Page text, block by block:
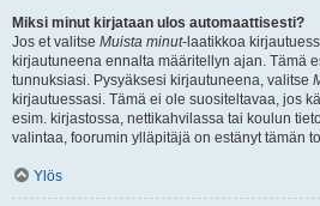
Miksi minut kirjataan ulos automaattisesti?
Jos et valitse Muista minut-laatikkoa
kirjautuneena ennalta määritellyn ajan. Tämä
tunnuksiasi. Pysyäksesi kirjautuneena, valitse
kirjautuessasi. Tämä ei ole suositeltavaa, jos
esim. kirjastossa, nettikahvilassa tai koulun
valintaa, foorumin ylläpitäjä on estänyt tämän
Ylös